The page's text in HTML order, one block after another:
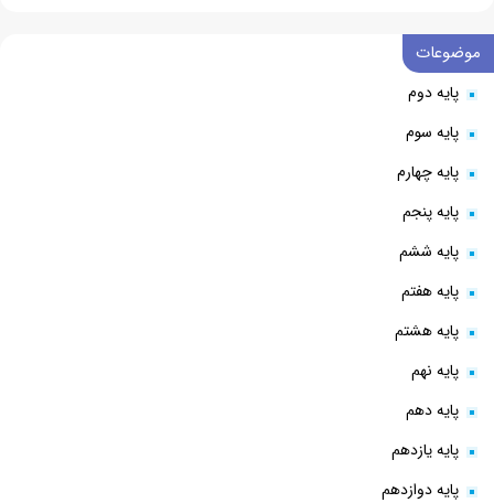
موضوعات
پایه دوم
پایه سوم
پایه چهارم
پایه پنجم
پایه ششم
پایه هفتم
پایه هشتم
پایه نهم
پایه دهم
پایه یازدهم
پایه دوازدهم